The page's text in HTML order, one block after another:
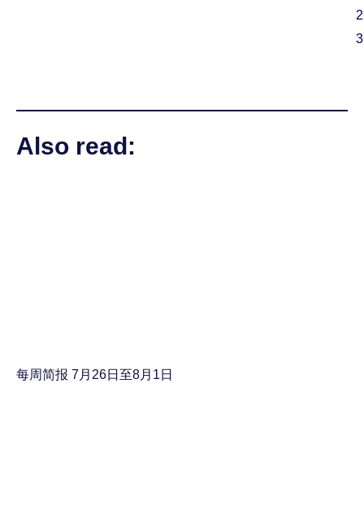
2
3
Also read:
每周简报 7月26日至8月1日